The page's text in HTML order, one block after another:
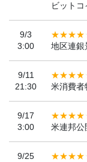
ビット
9/3
3:00
地区連銀
9/11
21:30
米消費者
9/17
3:00
米連邦公
9/25